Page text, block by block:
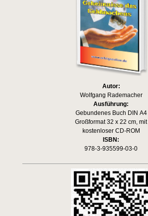
Autor:
Wolfgang Rademacher
Ausführung:
Gebundenes Buch DIN A4
Großformat 32 x 22 cm, mit
kostenloser CD-ROM
ISBN:
978-3-935599-03-0